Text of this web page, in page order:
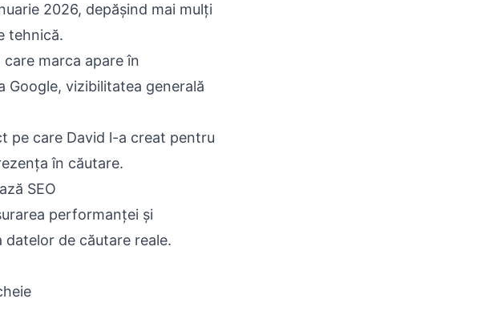
2026, depășind mai mulți
tehnică.
marca apare în
Google, vizibilitatea generală
pe care David l-a creat pentru
în căutare.
SEO
performanței și
de căutare reale.